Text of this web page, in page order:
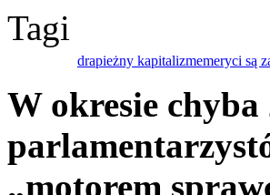
Tagi
drapieżny kapitalizmemeryci są
W okresie chyba
„motorem